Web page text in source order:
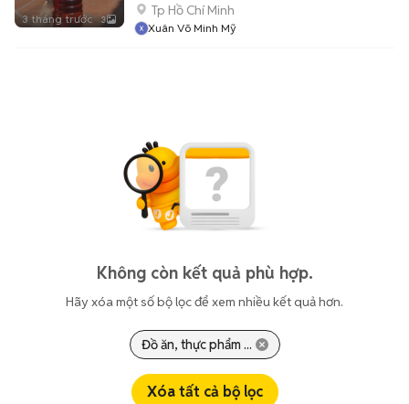
3 tháng trước 3
Tp Hồ Chí Minh
Xuân Võ Minh Mỹ
Không còn kết quả phù hợp.
Hãy xóa một số bộ lọc để xem nhiều kết quả hơn.
Đồ ăn, thực phẩm ...
Xóa tất cả bộ lọc